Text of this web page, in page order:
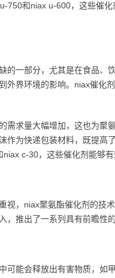
750和niax u-600，这些催
的一部分，尤其是在食品
外界环境的影响。niax催化
需求量大幅增加，这也为
作为快递包装材料，既提
c-30，这些催化剂能够
视，niax聚氨酯催化剂的技
，推出了一系列具有前瞻性
可能会释放出有害物质，